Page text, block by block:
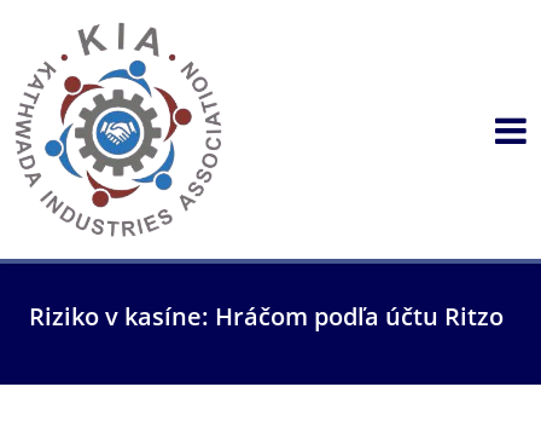
Riziko v kasíne: Hráčom podľa účtu Ritzo